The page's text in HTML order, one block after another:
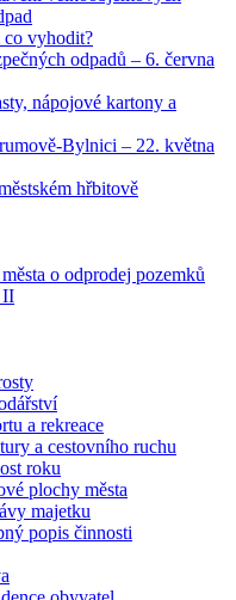
co vyhodit?
odpadů – 6. června
nápojové kartony a
Bylnici – 22. května
hřbitově
o odprodej pozemků
II
a rekreace
a cestovního ruchu
roku
plochy města
majetku
popis činnosti